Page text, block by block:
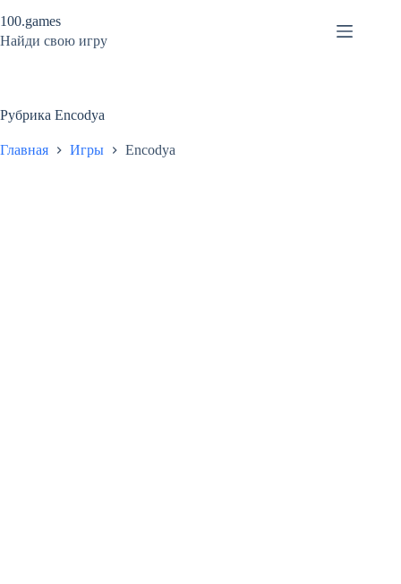
к
сути
100.games
Найди свою игру
Рубрика Encodya
Главная Игры Encodya